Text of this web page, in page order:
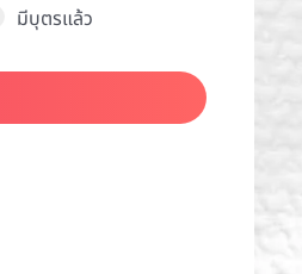
มีบุตรแล้ว